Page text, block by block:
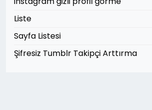
Liste
Sayfa Listesi
Şifresiz Tumblr Takipçi Arttırma